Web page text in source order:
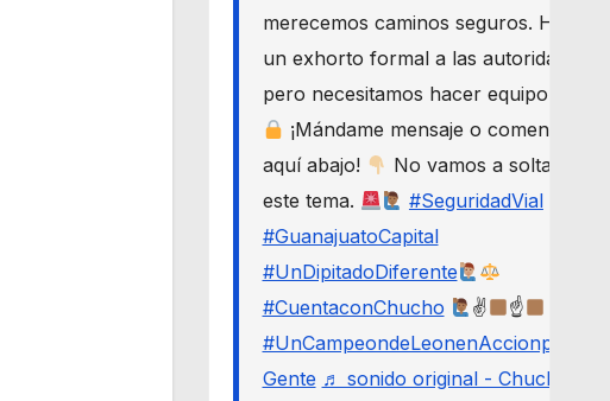
merecemos caminos seguros. Haré
un exhorto formal a las autoridades,
pero necesitamos hacer equipo.
¡Mándame mensaje o comenta
aquí abajo!
No vamos a soltar
este tema.
#SeguridadVial
#GuanajuatoCapital
#UnDipitadoDiferente
#CuentaconChucho
✌
☝
#UnCampeondeLeonenAccionporLa
Gente ♬ sonido original - Chucho